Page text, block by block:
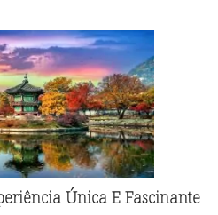
Única E Fascinante